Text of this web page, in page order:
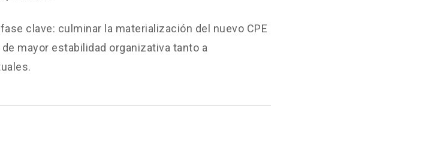
clave: culminar la materialización del nuevo CPE
mayor estabilidad organizativa tanto a